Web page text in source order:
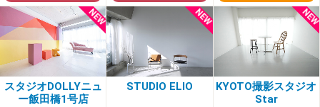
スタジオDOLLYニュ
ー飯田橋1号店
STUDIO ELIO
KYOTO撮影スタジオ
Star